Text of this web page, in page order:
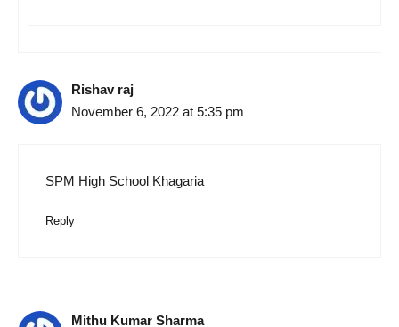
Rishav raj
November 6, 2022 at 5:35 pm
SPM High School Khagaria
Reply
Mithu Kumar Sharma